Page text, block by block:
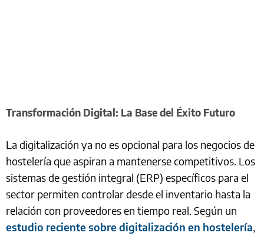
Transformación Digital: La Base del Éxito Futuro
La digitalización ya no es opcional para los negocios de
hostelería que aspiran a mantenerse competitivos. Los
sistemas de gestión integral (ERP) específicos para el
sector permiten controlar desde el inventario hasta la
relación con proveedores en tiempo real. Según un
estudio reciente sobre digitalización en hostelería,